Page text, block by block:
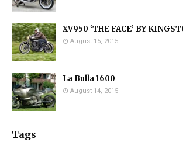
XV950 ‘THE FACE’ BY
August 15, 2015
La Bulla 1600
August 14, 2015
Tags